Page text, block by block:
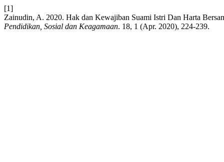
[1]
Zainudin, A. 2020. Hak dan Kewajiban Suami Istri Dan Harta
Pendidikan, Sosial dan Keagamaan. 18, 1 (Apr. 2020), 224-239.